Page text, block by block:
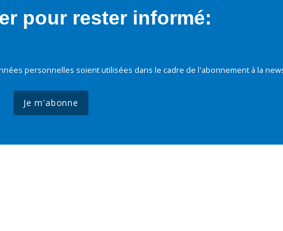
pour rester informé:
personnelles soient utilisées dans le cadre de l'abonnement à la
Je m'abonne